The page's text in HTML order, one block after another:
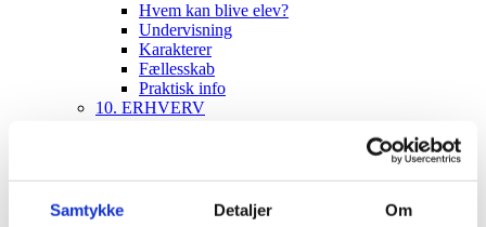
Samtykke Detaljer Om
Hvem kan blive elev?
Undervisning
Karakterer
Fællesskab
Praktisk info
10. ERHVERV
Forebyggelsesteamet
PROFIL